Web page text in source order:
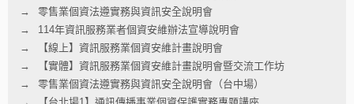
零售業個資法遵實務與資訊安全說明會
114年資訊服務業者個資安維辦法宣導說明會
【線上】資訊服務業個資安維計畫說明會
【實體】資訊服務業個資安維計畫說明會暨交流工作坊
零售業個資法遵實務與資訊安全說明會（台中場）